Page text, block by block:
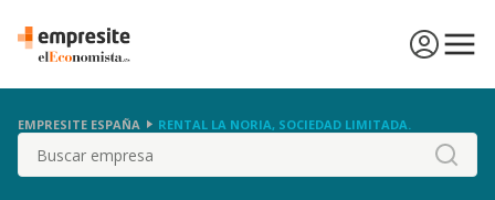
EMPRESITE ESPAÑA RENTAL LA NORIA, SOCIEDAD LIMITADA.
Buscar